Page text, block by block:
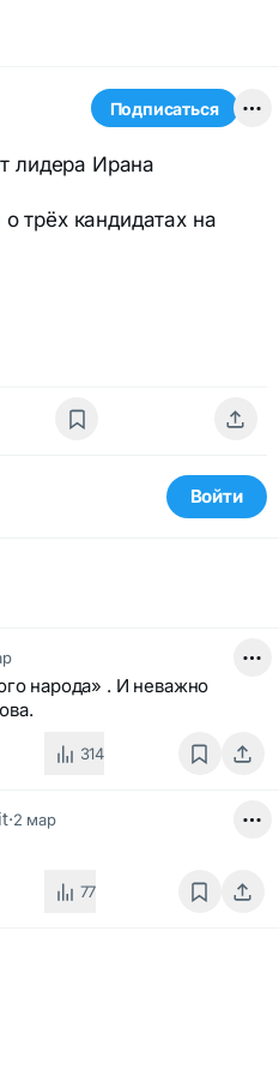
Подписаться
лидера Ирана
трёх кандидатах на
Войти
народа» . И неважно
314
·2 мар
77